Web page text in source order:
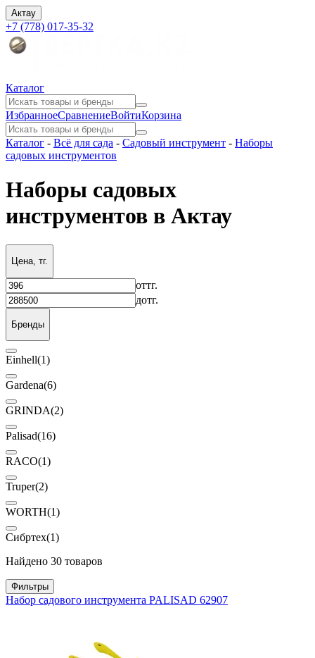
Актау
+7 (778) 017-35-32
Каталог
ИзбранноеСравнениеВойтиКорзина
Каталог - Всё для сада - Садовый инструмент - Наборы
садовых инструментов
Наборы садовых
инструментов в Актау
Цена, тг.
оттг.
дотг.
Бренды
Einhell(1)
Gardena(6)
GRINDA(2)
Palisad(16)
RACO(1)
Truper(2)
WORTH(1)
Сибртех(1)
Найдено 30 товаров
Фильтры
Набор садового инструмента PALISAD 62907